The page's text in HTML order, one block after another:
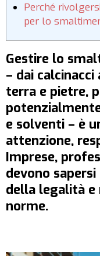
Perché
per lo
Gestire lo
– dai
terra e pietre,
e solventi – è
attenzione,
Imprese,
devono
della legalità
norme.